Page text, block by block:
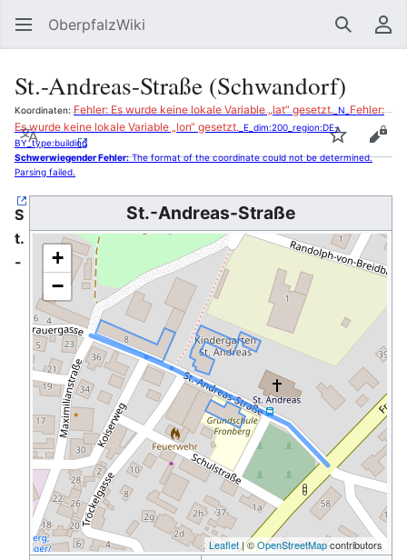
OberpfalzWiki Suchen
St.-Andreas-Straße (Schwandorf)
Sprache
Koordinaten:Fehler: Es wurde keine lokale Variable „lat“ gesetzt._N_Fehler:
Es wurde keine lokale Variable „lon“ gesetzt. _E_dim:200_region:DE-
BY_type:building
Schwerwiegender Fehler:The format of the coordinate could not be determined.
Parsing failed.
St.-Andreas-Straße
+
−
Leaflet| ©OpenStreetMapcontributors
S
t.
-